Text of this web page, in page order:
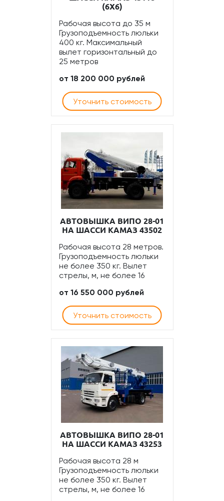
(6Х6)
Рабочая высота до 35 м
Грузоподъемность люльки
400 кг. Максимальный
вылет горизонтальный до
25 метров
от 18 200 000 рублей
Уточнить стоимость
АВТОВЫШКА ВИПО 28-01
НА ШАССИ КАМАЗ 43502
Рабочая высота 28 метров.
Грузоподъемность люльки
не более 350 кг. Вылет
стрелы, м, не более 16
от 16 550 000 рублей
Уточнить стоимость
АВТОВЫШКА ВИПО 28-01
НА ШАССИ КАМАЗ 43253
Рабочая высота 28 м
Грузоподъемность люльки
не более 350 кг. Вылет
стрелы, м, не более 16